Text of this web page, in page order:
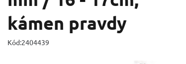
kámen pravdy
Kód:2404439